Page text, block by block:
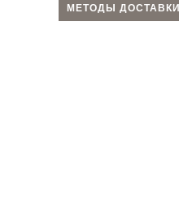
МЕТОДЫ ДОСТАВКИ